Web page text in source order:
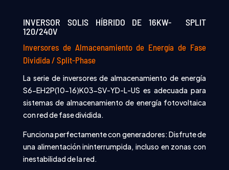
INVERSOR SOLIS HÍBRIDO DE 16KW- SPLIT
120/240V
Inversores de Almacenamiento de Energía de Fase
Dividida / Split-Phase
La serie de inversores de almacenamiento de energía
S6-EH2P(10-16)K03-SV-YD-L-US es adecuada para
sistemas de almacenamiento de energía fotovoltaica
con red de fase dividida.
Funciona perfectamente con generadores: Disfrute de
una alimentación ininterrumpida, incluso en zonas con
inestabilidad de la red.